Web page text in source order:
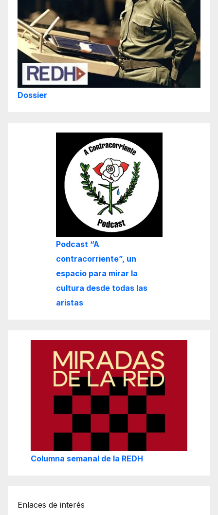
Dossier
Podcast “A
contracorriente”, un
espacio para mirar la
cultura desde todas las
aristas
Columna semanal de la REDH
Enlaces de interés